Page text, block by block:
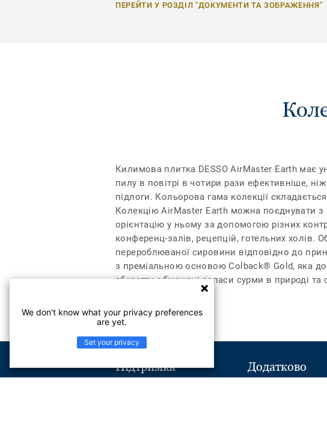
ПЕРЕЙТИ У РОЗДІЛ "ДОКУМЕНТИ ТА ЗОБРАЖЕННЯ"
Килимова плитка DESSO AirMaster Earth має
пилу в повітрі в чотири рази ефективніше,
підлоги. Кольорова гама колекції
Колекцію AirMaster Earth можна поєднувати
орієнтацію у ньому за допомогою різних
конференц-залів, рецепцій, готельних холів.
перероблюваної сировини відповідно до
з преміальною основою Colback® Gold, яка
зберегти обмежені запаси сурми в природі
Підтримка Додатково
We don't know what your privacy preferences
are yet.
Set your privacy